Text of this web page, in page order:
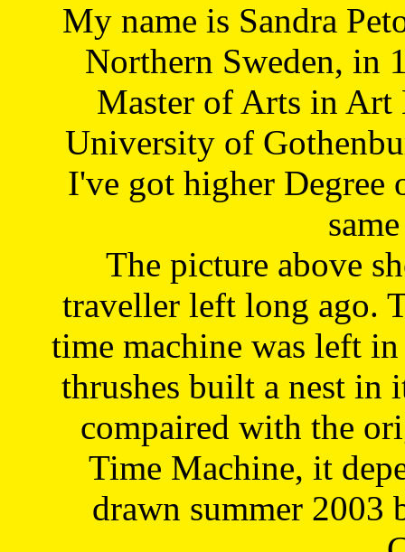
My name is Sandra
Northern Sweden, in
Master of Arts in Art
University of
I've got higher Degree
The picture above
traveller left long ago.
time machine was left
thrushes built a nest in
compaired with the
Time Machine, it
drawn summer 2003